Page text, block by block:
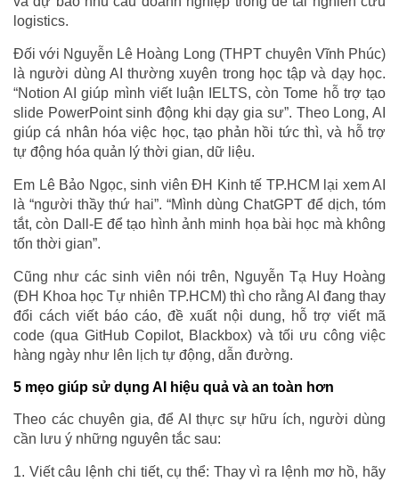
logistics.
Đối với Nguyễn Lê Hoàng Long (THPT chuyên Vĩnh Phúc)
là người dùng AI thường xuyên trong học tập và dạy học.
“Notion AI giúp mình viết luận IELTS, còn Tome hỗ trợ tạo
slide PowerPoint sinh động khi dạy gia sư”. Theo Long, AI
giúp cá nhân hóa việc học, tạo phản hồi tức thì, và hỗ trợ
tự động hóa quản lý thời gian, dữ liệu.
Em Lê Bảo Ngọc, sinh viên ĐH Kinh tế TP.HCM lại xem AI
là “người thầy thứ hai”. “Mình dùng ChatGPT để dịch, tóm
tắt, còn Dall-E để tạo hình ảnh minh họa bài học mà không
tốn thời gian”.
Cũng như các sinh viên nói trên, Nguyễn Tạ Huy Hoàng
(ĐH Khoa học Tự nhiên TP.HCM) thì cho rằng AI đang thay
đổi cách viết báo cáo, đề xuất nội dung, hỗ trợ viết mã
code (qua GitHub Copilot, Blackbox) và tối ưu công việc
hàng ngày như lên lịch tự động, dẫn đường.
5 mẹo giúp sử dụng AI hiệu quả và an toàn hơn
Theo các chuyên gia, để AI thực sự hữu ích, người dùng
cần lưu ý những nguyên tắc sau:
1. Viết câu lệnh chi tiết, cụ thể: Thay vì ra lệnh mơ hồ, hãy